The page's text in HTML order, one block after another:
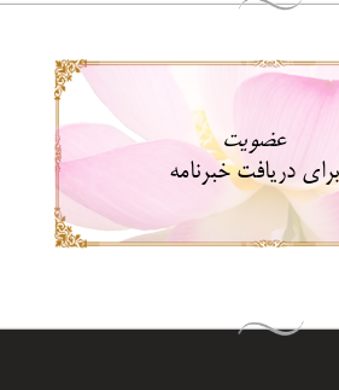
عضویت
دریافت خبرنامه